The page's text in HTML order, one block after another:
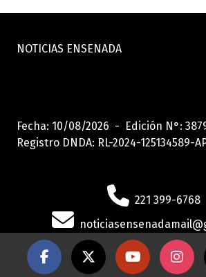
NOTICIAS ENSENADA
Fecha: 10/08/2026 - Edición N°:
Registro DNDA: RL-2024-125134589-
221 399-6768